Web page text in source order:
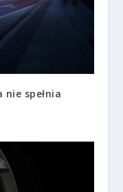
spełnia